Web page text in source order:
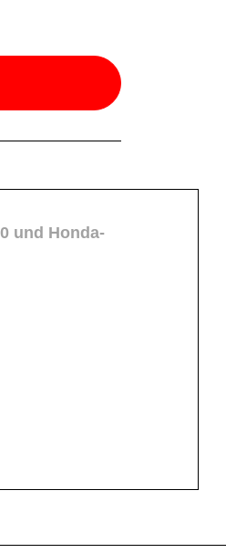
und Honda-